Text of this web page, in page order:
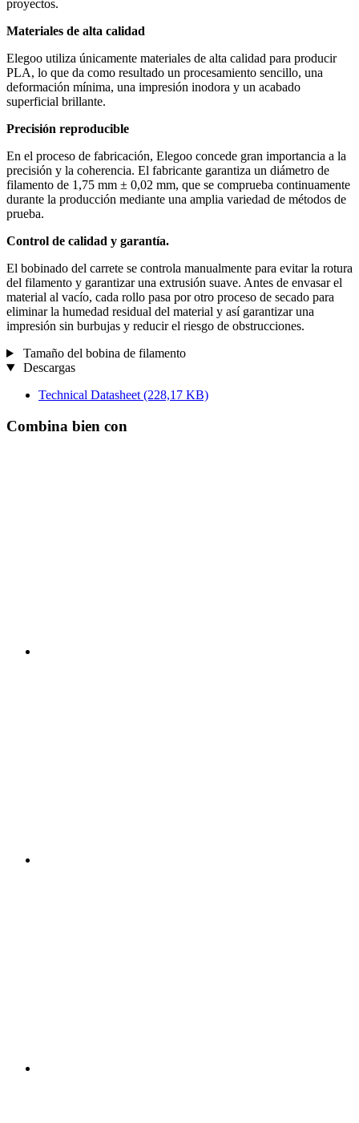
proyectos.
Materiales de alta calidad
Elegoo utiliza únicamente materiales de alta calidad para producir
PLA, lo que da como resultado un procesamiento sencillo, una
deformación mínima, una impresión inodora y un acabado
superficial brillante.
Precisión reproducible
En el proceso de fabricación, Elegoo concede gran importancia a la
precisión y la coherencia. El fabricante garantiza un diámetro de
filamento de 1,75 mm ± 0,02 mm, que se comprueba continuamente
durante la producción mediante una amplia variedad de métodos de
prueba.
Control de calidad y garantía.
El bobinado del carrete se controla manualmente para evitar la rotura
del filamento y garantizar una extrusión suave. Antes de envasar el
material al vacío, cada rollo pasa por otro proceso de secado para
eliminar la humedad residual del material y así garantizar una
impresión sin burbujas y reducir el riesgo de obstrucciones.
Tamaño del bobina de filamento
Descargas
Technical Datasheet (228,17 KB)
Combina bien con